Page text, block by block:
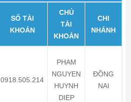
SỐ TÀI
KHOẢN
CHỦ
TÀI
KHOẢN
CHI
NHÁNH
0918.505.214
PHAM
NGUYEN
HUYNH
DIEP
ĐỒNG
NAI